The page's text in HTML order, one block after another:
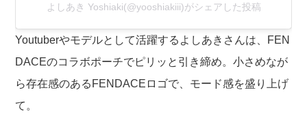
よしあき Yoshiaki(@yooshiakiii)がシェアした投稿
Youtuberやモデルとして活躍するよしあきさんは、FEN
DACEのコラボポーチでピリッと引き締め。小さめなが
ら存在感のあるFENDACEロゴで、モード感を盛り上げ
て。